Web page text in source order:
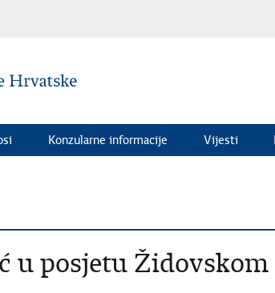
Konzularne informacije Vijesti
u posjetu Židovskom